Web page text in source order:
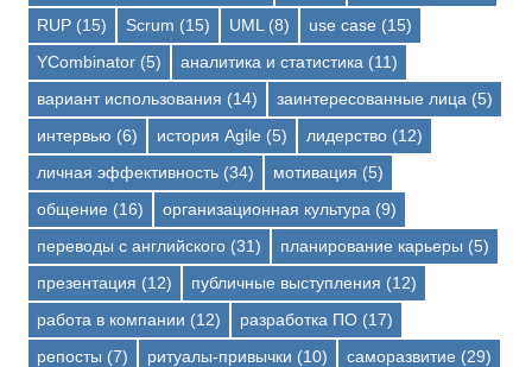
RUP (15) Scrum (15) UML (8) use case (15)
YCombinator (5) аналитика и статистика (11)
вариант использования (14) заинтересованные лица (5)
интервью (6) история Agile (5) лидерство (12)
личная эффективность (34) мотивация (5)
общение (16) организационная культура (9)
переводы с английского (31) планирование карьеры (5)
презентация (12) публичные выступления (12)
работа в компании (12) разработка ПО (17)
репосты (7) ритуалы-привычки (10) саморазвитие (29)